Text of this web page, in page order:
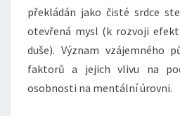
překládán jako čisté srdce
otevřená mysl (k rozvoji
duše). Význam vzájemného
faktorů a jejich vlivu na
osobnosti na mentální úrovni.